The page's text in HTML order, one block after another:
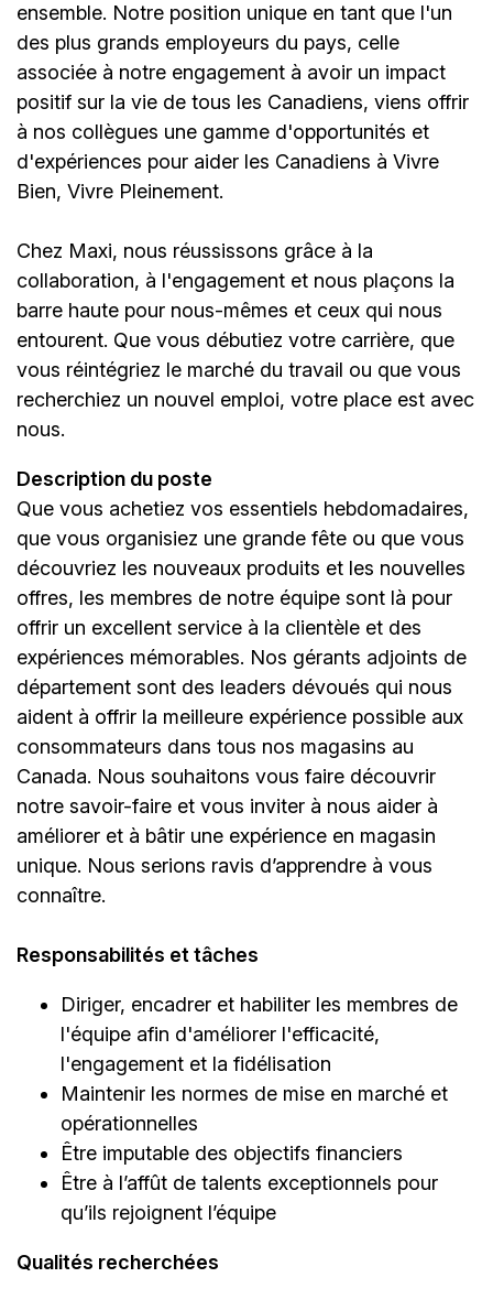
ensemble. Notre position unique en tant que l'un
des plus grands employeurs du pays, celle
associée à notre engagement à avoir un impact
positif sur la vie de tous les Canadiens, viens offrir
à nos collègues une gamme d'opportunités et
d'expériences pour aider les Canadiens à Vivre
Bien, Vivre Pleinement.
Chez Maxi, nous réussissons grâce à la
collaboration, à l'engagement et nous plaçons la
barre haute pour nous-mêmes et ceux qui nous
entourent. Que vous débutiez votre carrière, que
vous réintégriez le marché du travail ou que vous
recherchiez un nouvel emploi, votre place est avec
nous.
Description du poste
Que vous achetiez vos essentiels hebdomadaires,
que vous organisiez une grande fête ou que vous
découvriez les nouveaux produits et les nouvelles
offres, les membres de notre équipe sont là pour
offrir un excellent service à la clientèle et des
expériences mémorables. Nos gérants adjoints de
département sont des leaders dévoués qui nous
aident à offrir la meilleure expérience possible aux
consommateurs dans tous nos magasins au
Canada. Nous souhaitons vous faire découvrir
notre savoir-faire et vous inviter à nous aider à
améliorer et à bâtir une expérience en magasin
unique. Nous serions ravis d’apprendre à vous
connaître.
Responsabilités et tâches
Diriger, encadrer et habiliter les membres de
l'équipe afin d'améliorer l'efficacité,
l'engagement et la fidélisation
Maintenir les normes de mise en marché et
opérationnelles
Être imputable des objectifs financiers
Être à l’affût de talents exceptionnels pour
qu’ils rejoignent l’équipe
Qualités recherchées